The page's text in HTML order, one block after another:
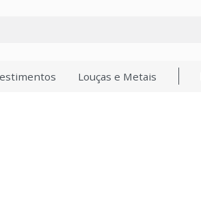
Louças e Metais